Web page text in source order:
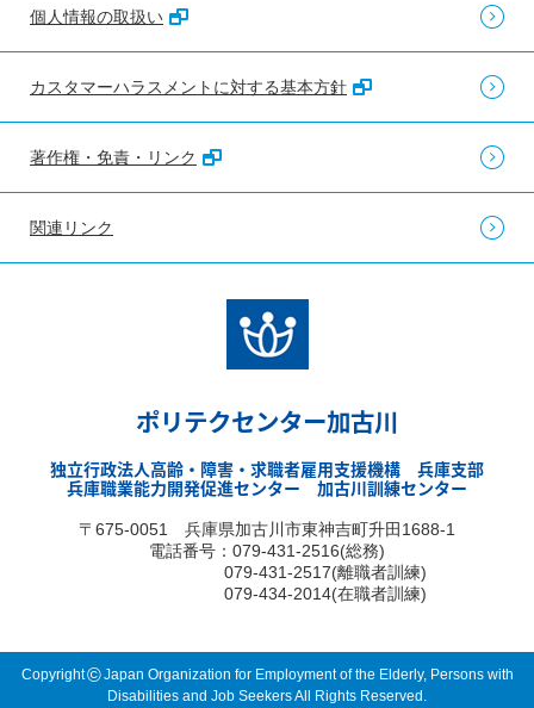
個人情報の取扱い
カスタマーハラスメントに対する基本方針
著作権・免責・リンク
関連リンク
ポリテクセンター加古川
独立行政法人高齢・障害・求職者雇用支援機構 兵庫支部
兵庫職業能力開発促進センター 加古川訓練センター
〒675-0051 兵庫県加古川市東神吉町升田1688-1
電話番号：079-431-2516(総務)
079-431-2517(離職者訓練)
079-434-2014(在職者訓練)
Copyright©Japan Organization for Employment of the Elderly, Persons with
Disabilities and Job Seekers All Rights Reserved.